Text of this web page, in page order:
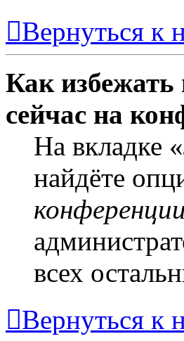
Вернуться к
Как избежать
сейчас на
На вкладке
найдёте
конференции
всех
Вернуться к